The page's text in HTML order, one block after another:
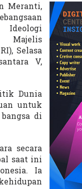
Meranti,
Ideologi
Majelis
Selasa
V,
Dunia
untuk
di
secara
saat ini
Ia